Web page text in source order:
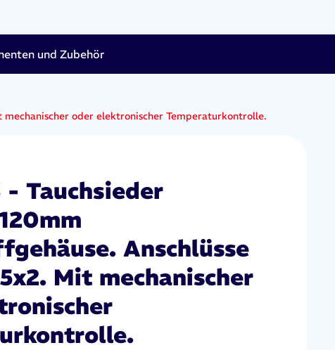
und Zubehör
mechanischer oder elektronischer Temperaturkontrolle.
- Tauchsieder
Anschlüsse
Mit mechanischer